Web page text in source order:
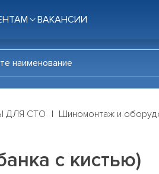
ВАКАНСИИ
ДЛЯ СТО Шиномонтаж и
с кистью)